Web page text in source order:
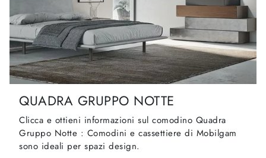
QUADRA GRUPPO NOTTE
Clicca e ottieni informazioni sul comodino Quadra
Gruppo Notte : Comodini e cassettiere di Mobilgam
sono ideali per spazi design.